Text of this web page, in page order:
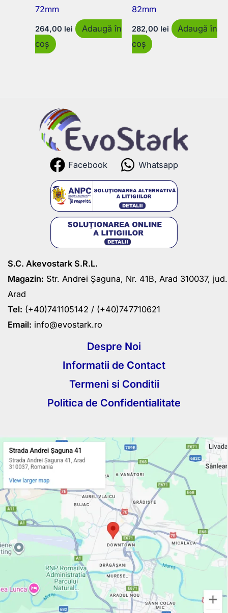
72mm
264,00 lei
Adaugă în
coș
82mm
282,00 lei
Adaugă în
coș
Facebook Whatsapp
S.C. Akevostark S.R.L.
Magazin: Str. Andrei Șaguna, Nr. 41B, Arad 310037, jud.
Arad
Tel: (+40)741105142 / (+40)747710621
Email: info@evostark.ro
Despre Noi
Informatii de Contact
Termeni si Conditii
Politica de Confidentialitate